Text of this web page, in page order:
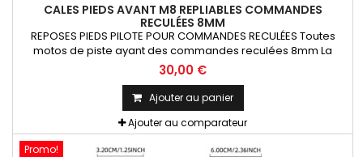
CALES PIEDS AVANT M8 REPLIABLES COMMANDES
RECULÉES 8MM
REPOSES PIEDS PILOTE POUR COMMANDES RECULÉES Toutes
motos de piste ayant des commandes reculées 8mm La
Paire
30,00 €
Ajouter au panier
Ajouter au comparateur
Promo!